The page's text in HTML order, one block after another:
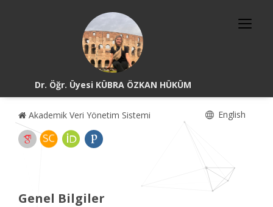
Dr. Öğr. Üyesi KÜBRA ÖZKAN HÜKÜM
Akademik Veri Yönetim Sistemi English
Genel Bilgiler